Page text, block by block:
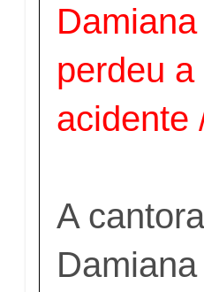
perdeu
acidente
A